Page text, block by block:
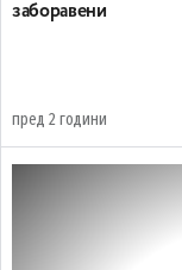
заборавени
пред 2 години